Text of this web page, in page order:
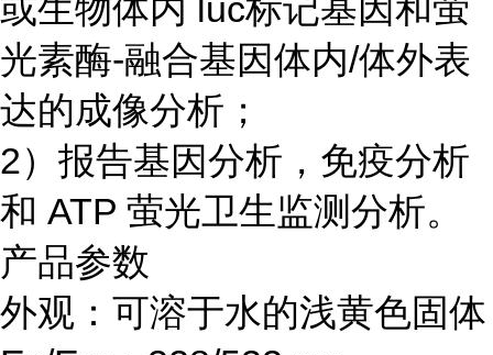
或生物体内 luc标记基因和萤
光素酶-融合基因体内/体外表
达的成像分析；
2）报告基因分析，免疫分析
和 ATP 萤光卫生监测分析。
产品参数
外观：可溶于水的浅黄色固体